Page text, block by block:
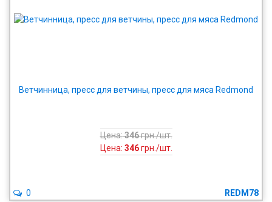
Ветчинница, пресс для ветчины, пресс для мяса Redmond
Цена:346грн./шт.
Цена: 346 грн./шт.
REDM78
0